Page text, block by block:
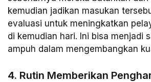
kemudian jadikan masukan
evaluasi untuk meningkatkan
di kemudian hari. Ini bisa menjadi
ampuh dalam mengembangkan
4. Rutin Memberikan